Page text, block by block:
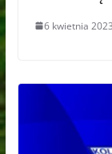
6 kwietnia 2023